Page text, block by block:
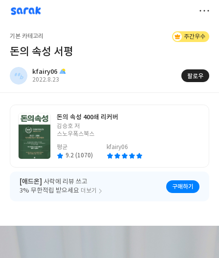
sarak
kfairy06
저
장
기본 카테고리 주간우수
돈의 속성 서평
kfairy06
작
2022.8.23
팔로우
돈의 속성 400쇄 리커버
글
쓴
김승호 저
스노우폭스북스
평균
9.2 (1070)
kfairy06
[애드온] 사락에 리뷰 쓰고
3% 무한적립 받으세요 더보기
구매하기